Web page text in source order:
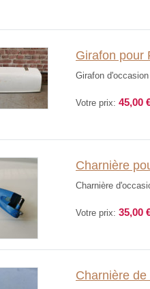
Girafon pour
Girafon
Votre prix: 45,00
Charnière
Charnière
Votre prix: 35,00
Charnière